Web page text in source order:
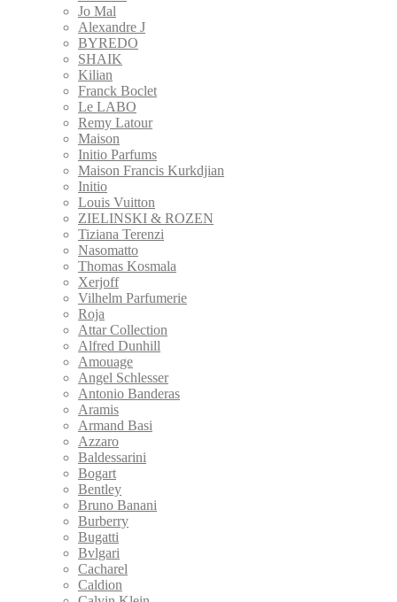
Jo Mal
Alexandre J
BYREDO
SHAIK
Kilian
Franck Boclet
Le LABO
Remy Latour
Maison
Initio Parfums
Maison Francis Kurkdjian
Initio
Louis Vuitton
ZIELINSKI & ROZEN
Tiziana Terenzi
Nasomatto
Thomas Kosmala
Xerjoff
Vilhelm Parfumerie
Roja
Attar Collection
Alfred Dunhill
Amouage
Angel Schlesser
Antonio Banderas
Aramis
Armand Basi
Azzaro
Baldessarini
Bogart
Bentley
Bruno Banani
Burberry
Bugatti
Bvlgari
Cacharel
Caldion